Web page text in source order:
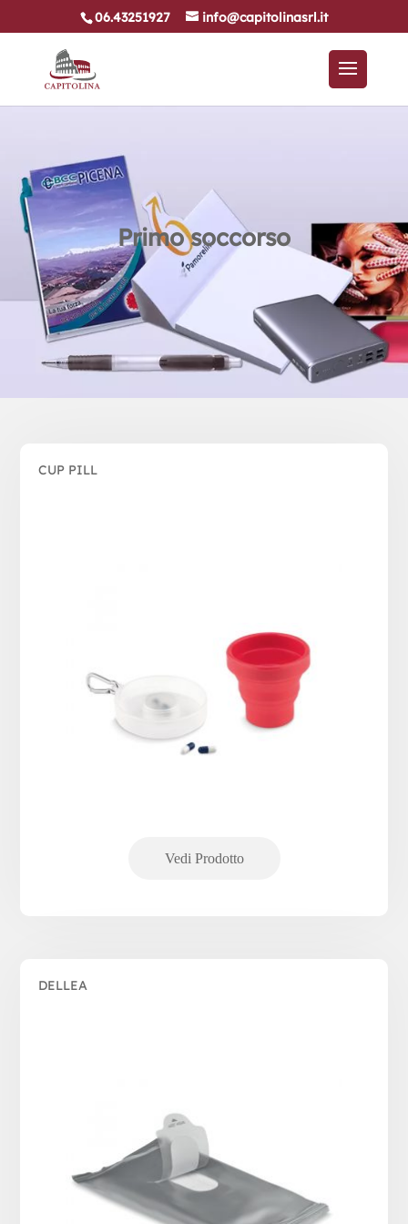
06.43251927 info@capitolinasrl.it
Primo soccorso
CUP PILL
DELLEA